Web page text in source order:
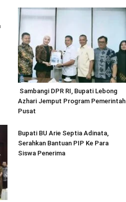
Sambangi DPR RI, Bupati Lebong
Azhari Jemput Program Pemerintah
Pusat
Bupati BU Arie Septia Adinata,
Serahkan Bantuan PIP Ke Para
Siswa Penerima